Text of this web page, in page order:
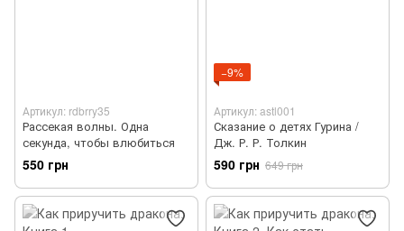
Артикул: rdbrry35
Рассекая волны. Одна
секунда, чтобы влюбиться
550 грн
−9%
Артикул: astl001
Сказание о детях Гурина /
Дж. Р. Р. Толкин
590 грн 649 грн